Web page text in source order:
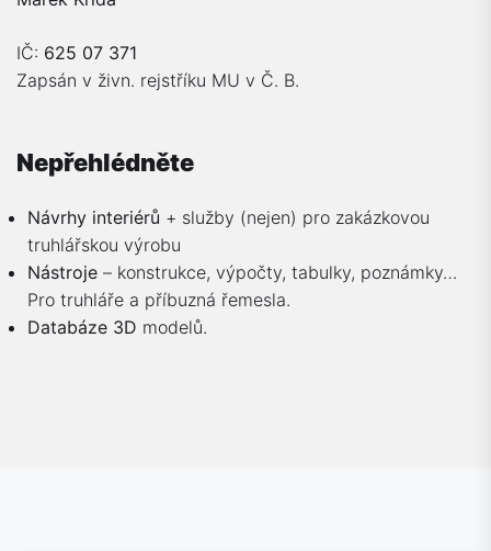
IČ: 625 07 371
Zapsán v živn. rejstříku MU v Č. B.
Nepřehlédněte
Návrhy interiérů + služby (nejen) pro zakázkovou
truhlářskou výrobu
Nástroje – konstrukce, výpočty, tabulky, poznámky…
Pro truhláře a příbuzná řemesla.
Databáze 3D modelů.